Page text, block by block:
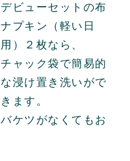
デビューセットの布
ナプキン（軽い日
用）２枚なら、
チャック袋で簡易的
な浸け置き洗いがで
きます。
バケツがなくてもお